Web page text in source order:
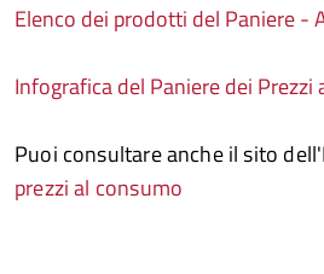
Elenco dei prodotti del Paniere -
Infografica del Paniere dei Prezzi
Puoi consultare anche il sito
prezzi al consumo